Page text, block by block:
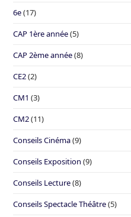
6e(17)
CAP 1ère année(5)
CAP 2ème année(8)
CE2(2)
CM1 (3)
CM2(11)
Conseils Cinéma(9)
Conseils Exposition (9)
Conseils Lecture(8)
Conseils Spectacle Théâtre(5)